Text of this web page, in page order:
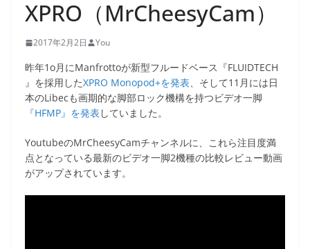
XPRO（MrCheesyCam）
2017年2月2日 You
昨年1o月にManfrottoが新型フルードベース『FLUIDTECH
』を採用したXPRO Monopod+を発表、そして11月には日
本のLibecも画期的な脚部ロック機構を持つビデオ一脚
『HFMP』を発表 していました。
YoutubeのMrCheesyCamチャンネルに、これら注目度満
点となっている最新のビデオ一脚2機種の比較レビュー動画
がアップされています。